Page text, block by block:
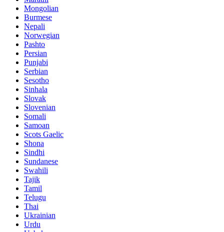
Mongolian
Burmese
Nepali
Norwegian
Pashto
Persian
Punjabi
Serbian
Sesotho
Sinhala
Slovak
Slovenian
Somali
Samoan
Scots Gaelic
Shona
Sindhi
Sundanese
Swahili
Tajik
Tamil
Telugu
Thai
Ukrainian
Urdu